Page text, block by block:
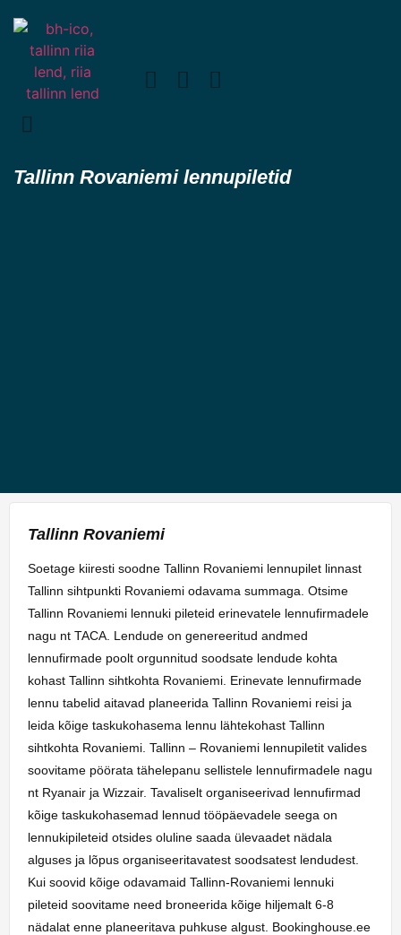
Tallinn Rovaniemi lennupiletid
Tallinn Rovaniemi
Soetage kiiresti soodne Tallinn Rovaniemi lennupilet linnast
Tallinn sihtpunkti Rovaniemi odavama summaga. Otsime
Tallinn Rovaniemi lennuki pileteid erinevatele lennufirmadele
nagu nt TACA. Lendude on genereeritud andmed
lennufirmade poolt orgunnitud soodsate lendude kohta
kohast Tallinn sihtkohta Rovaniemi. Erinevate lennufirmade
lennu tabelid aitavad planeerida Tallinn Rovaniemi reisi ja
leida kõige taskukohasema lennu lähtekohast Tallinn
sihtkohta Rovaniemi. Tallinn – Rovaniemi lennupiletit valides
soovitame pöörata tähelepanu sellistele lennufirmadele nagu
nt Ryanair ja Wizzair. Tavaliselt organiseerivad lennufirmad
kõige taskukohasemad lennud tööpäevadele seega on
lennukipileteid otsides oluline saada ülevaadet nädala
alguses ja lõpus organiseeritavatest soodsatest lendudest.
Kui soovid kõige odavamaid Tallinn-Rovaniemi lennuki
pileteid soovitame need broneerida kõige hiljemalt 6-8
nädalat enne planeeritava puhkuse algust. Bookinghouse.ee